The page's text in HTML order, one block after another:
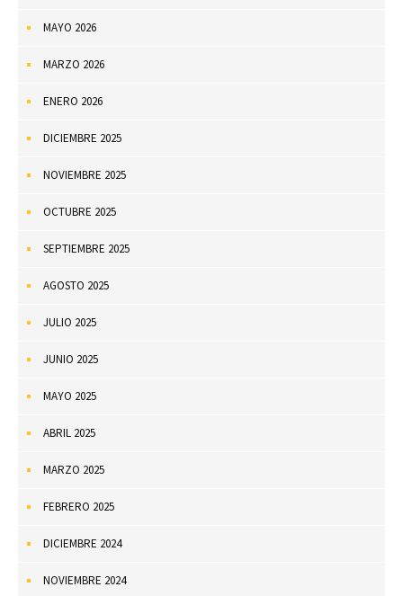
MAYO 2026
MARZO 2026
ENERO 2026
DICIEMBRE 2025
NOVIEMBRE 2025
OCTUBRE 2025
SEPTIEMBRE 2025
AGOSTO 2025
JULIO 2025
JUNIO 2025
MAYO 2025
ABRIL 2025
MARZO 2025
FEBRERO 2025
DICIEMBRE 2024
NOVIEMBRE 2024